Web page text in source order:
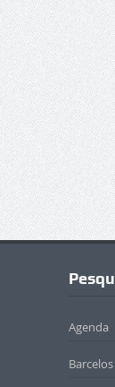
Agenda
Barcelos